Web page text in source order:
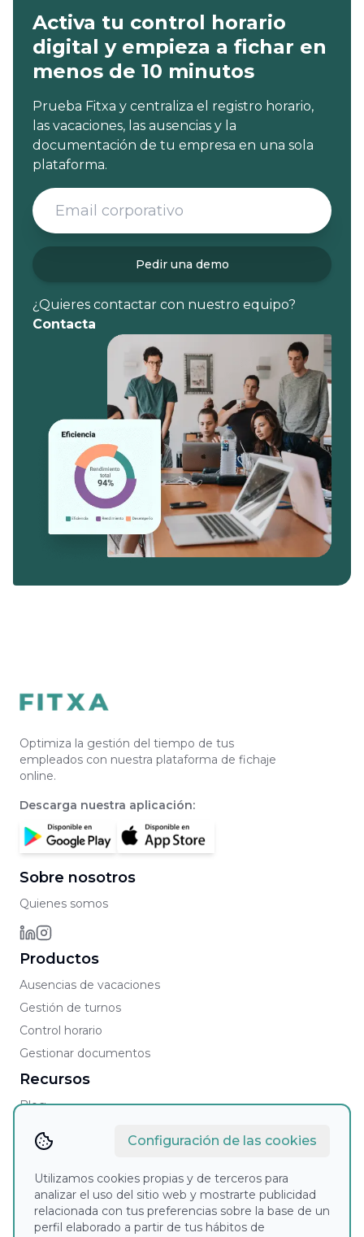
Activa tu control horario
digital y empieza a fichar en
menos de 10 minutos
Prueba Fitxa y centraliza el registro horario,
las vacaciones, las ausencias y la
documentación de tu empresa en una sola
plataforma.
Pedir una demo
¿Quieres contactar con nuestro equipo?
Contacta
Optimiza la gestión del tiempo de tus
empleados con nuestra plataforma de fichaje
online.
Descarga nuestra aplicación:
Sobre nosotros
Quienes somos
Productos
Ausencias de vacaciones
Gestión de turnos
Control horario
Gestionar documentos
Recursos
Blog
Contacto
Contacto comercial
Soporte
Aviso legal
Configuración de las cookies
Utilizamos cookies propias y de terceros para
analizar el uso del sitio web y mostrarte publicidad
relacionada con tus preferencias sobre la base de un
perfil elaborado a partir de tus hábitos de